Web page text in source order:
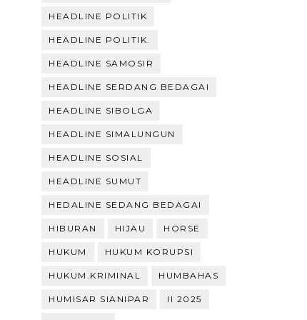
HEADLINE POLITIK
HEADLINE POLITIK.
HEADLINE SAMOSIR
HEADLINE SERDANG BEDAGAI
HEADLINE SIBOLGA
HEADLINE SIMALUNGUN
HEADLINE SOSIAL
HEADLINE SUMUT
HEDALINE SEDANG BEDAGAI
HIBURAN HIJAU HORSE
HUKUM HUKUM KORUPSI
HUKUM.KRIMINAL HUMBAHAS
HUMISAR SIANIPAR II 2025